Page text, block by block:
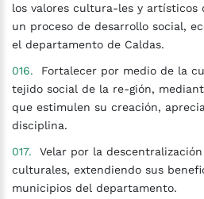
los valores cultura-les y artísticos
un proceso de desarrollo social,
el departamento de Caldas.
Fortalecer por medio de la
tejido social de la re-gión,
que estimulen su creación,
disciplina.
Velar por la
culturales, extendiendo sus
municipios del departamento.